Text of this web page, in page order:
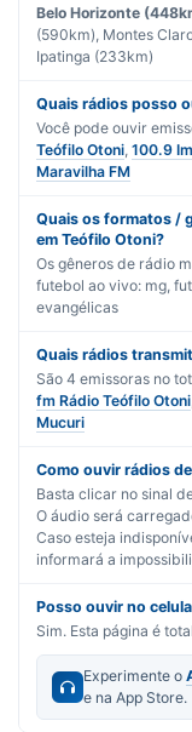
Belo Horizonte
(590km), Montes
Ipatinga (233km)
Quais rádios posso
Você pode ouvir
Teófilo Otoni, 100.9
Maravilha FM
Quais os formatos /
em Teófilo Otoni?
Os gêneros de rádio
futebol ao vivo: mg,
evangélicas
Quais rádios
São 4 emissoras no
fm Rádio Teófilo Otoni
Mucuri
Como ouvir rádios
Basta clicar no sinal
O áudio será
Caso esteja
informará a
Posso ouvir no
Sim. Esta página é
Experimente o
e na App Store.